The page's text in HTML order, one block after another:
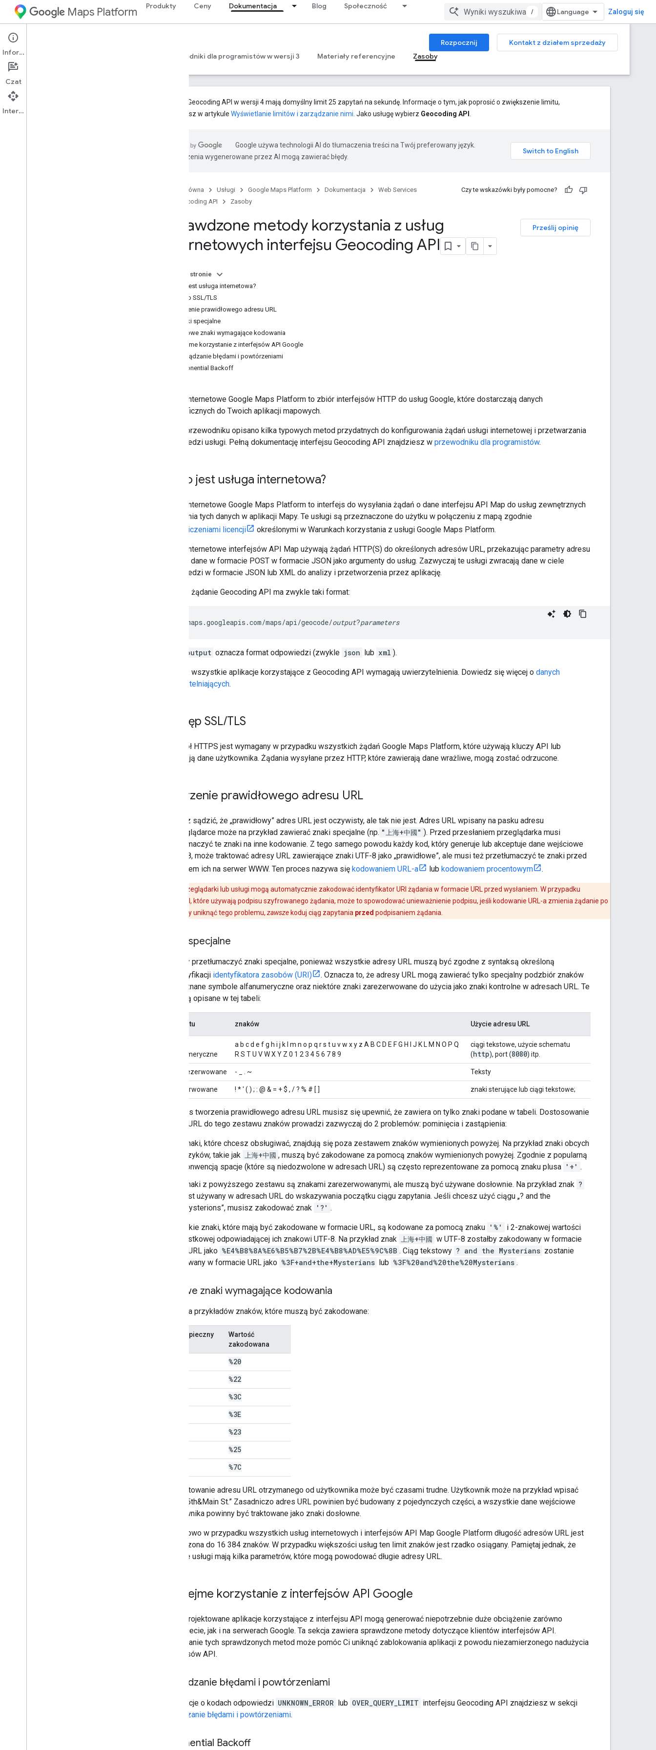
Maps Platform Produkty Ceny Dokumentacja Blog Społeczność
/ Zaloguj się
Web Services Rozpocznij
Kontakt z działem sprzedaży
Przewodniki dla programistów w wersji 4
Przewodniki dla programistów w wersji 3 Materiały referencyjne Zasoby
Metody Geocoding API w wersji 4 mają domyślny limit 25 zapytań na sekundę. Informacje o tym, jak poprosić o zwiększenie limitu,
znajdziesz w artykule Wyświetlanie limitów i zarządzanie nimi . Jako usługę wybierz Geocoding API
Google używa technologii AI do tłumaczenia treści na Twój preferowany język.
Tłumaczenia wygenerowane przez AI mogą zawierać błędy.
Strona główna Usługi Google Maps Platform Dokumentacja
Web Services
Geocoding API
Zasoby
Czy te wskazówki były pomocne?
Prześlij opinię
Sprawdzone metody korzystania z usług
internetowych interfejsu Geocoding API
Na tej stronie
Co to jest usługa internetowa?
Dostęp SSL/TLS
Tworzenie prawidłowego adresu URL
Znaki specjalne
Typowe znaki wymagające kodowania
Uprzejme korzystanie z interfejsów API Google
Zarządzanie błędami i powtórzeniami
Exponential Backoff
Usługi internetowe Google Maps Platform to zbiór interfejsów HTTP do usług Google, które dostarczają danych
geograficznych do Twoich aplikacji mapowych.
W tym przewodniku opisano kilka typowych metod przydatnych do konfigurowania żądań usługi internetowej i przetwarzania
odpowiedzi usługi. Pełną dokumentację interfejsu Geocoding API znajdziesz w przewodniku dla programistów.
Co to jest usługa internetowa?
Usługi internetowe Google Maps Platform to interfejs do wysyłania żądań o dane interfejsu API Map do usług zewnętrznych
i używania tych danych w aplikacji Mapy. Te usługi są przeznaczone do użytku w połączeniu z mapą zgodnie
ograniczeniami licencji określonymi w Warunkach korzystania z usługi Google Maps Platform.
Usługi internetowe interfejsów API Map używają żądań HTTP(S) do określonych adresów URL, przekazując parametry adresu
URL lub dane w formacie POST w formacie JSON jako argumenty do usług. Zazwyczaj te usługi zwracają dane w ciele
odpowiedzi w formacie JSON lub XML do analizy i przetworzenia przez aplikację.
Typowe żądanie Geocoding API ma zwykle taki format:
https://maps.googleapis.com/maps/api/geocode/output?parameters
output oznacza format odpowiedzi (zwykle json lub xml ).
Uwaga: wszystkie aplikacje korzystające z Geocoding API wymagają uwierzytelnienia. Dowiedz się więcej o danych
uwierzytelniających.
Dostęp SSL/TLS
Protokół HTTPS jest wymagany w przypadku wszystkich żądań Google Maps Platform, które używają kluczy API lub
zawierają dane użytkownika. Żądania wysyłane przez HTTP, które zawierają dane wrażliwe, mogą zostać odrzucone.
Tworzenie prawidłowego adresu URL
Możesz sądzić, że „prawidłowy” adres URL jest oczywisty, ale tak nie jest. Adres URL wpisany na pasku adresu
w przeglądarce może na przykład zawierać znaki specjalne (np. "上海+中國" ). Przed przesłaniem przeglądarka musi
przetłumaczyć te znaki na inne kodowanie. Z tego samego powodu każdy kod, który generuje lub akceptuje dane wejściowe
w UTF-8, może traktować adresy URL zawierające znaki UTF-8 jako „prawidłowe”, ale musi też przetłumaczyć te znaki przed
wysłaniem ich na serwer WWW. Ten proces nazywa się kodowaniem URL-a lub kodowaniem procentowym .
przeglądarki lub usługi mogą automatycznie zakodować identyfikator URI żądania w formacie URL przed wysłaniem. W przypadku
interfejsów API, które używają podpisu szyfrowanego żądania, może to spowodować unieważnienie podpisu, jeśli kodowanie URL-a zmienia żądanie po
podpisaniu. Aby uniknąć tego problemu, zawsze koduj ciąg zapytania przed podpisaniem żądania.
Znaki specjalne
Musimy przetłumaczyć znaki specjalne, ponieważ wszystkie adresy URL muszą być zgodne z syntaksą określoną
w specyfikacji identyfikatora zasobów (URI)
. Oznacza to, że adresy URL mogą zawierać tylko specjalny podzbiór znaków
ASCII: znane symbole alfanumeryczne oraz niektóre znaki zarezerwowane do użycia jako znaki kontrolne w adresach URL. Te
znaki są opisane w tej tabeli:
Do startu znaków Użycie adresu URL
alfanumeryczne
a b c d e f g h i j k l m n o p q r s t u v w x y z A B C D E F G H I J K L M N O P Q
R S T U V W X Y Z 0 1 2 3 4 5 6 7 8 9
ciągi tekstowe, użycie schematu
(http), port (8080) itp.
Niezarezerwowane - _ . ~ Teksty
Zarezerwowane ! * ' ( ) ; : @ & = + $ , / ? % # [ ] znaki sterujące lub ciągi tekstowe;
Podczas tworzenia prawidłowego adresu URL musisz się upewnić, że zawiera on tylko znaki podane w tabeli. Dostosowanie
adresu URL do tego zestawu znaków prowadzi zazwyczaj do 2 problemów: pominięcia i zastąpienia:
Znaki, które chcesz obsługiwać, znajdują się poza zestawem znaków wymienionych powyżej. Na przykład znaki obcych
języków, takie jak 上海+中國 , muszą być zakodowane za pomocą znaków wymienionych powyżej. Zgodnie z popularną
konwencją spacje (które są niedozwolone w adresach URL) są często reprezentowane za pomocą znaku plusa '+' .
Znaki z powyższego zestawu są znakami zarezerwowanymi, ale muszą być używane dosłownie. Na przykład znak ?
jest używany w adresach URL do wskazywania początku ciągu zapytania. Jeśli chcesz użyć ciągu „? and the
Mysterions”, musisz zakodować znak '?' .
Wszystkie znaki, które mają być zakodowane w formacie URL, są kodowane za pomocą znaku '%'
i 2-znakowej wartości
szesnastkowej odpowiadającej ich znakowi UTF-8. Na przykład znak 上海+中國 w UTF-8 zostałby zakodowany w formacie
adresu URL jako %E4%B8%8A%E6%B5%B7%2B%E4%B8%AD%E5%9C%8B . Ciąg tekstowy ? and the Mysterians zostanie
zakodowany w formacie URL jako %3F+and+the+Mysterians lub %3F%20and%20the%20Mysterians .
Typowe znaki wymagające kodowania
Oto kilka przykładów znaków, które muszą być zakodowane:
Niebezpieczny
Wartość
zakodowana
%20
%22
%3C
%3E
%23
%25
%7C
Konwertowanie adresu URL otrzymanego od użytkownika może być czasami trudne. Użytkownik może na przykład wpisać
adres „5th&Main St.” Zasadniczo adres URL powinien być budowany z pojedynczych części, a wszystkie dane wejściowe
użytkownika powinny być traktowane jako znaki dosłowne.
Dodatkowo w przypadku wszystkich usług internetowych i interfejsów API Map Google Platform długość adresów URL jest
ograniczona do 16 384 znaków. W przypadku większości usług ten limit znaków jest rzadko osiągany. Pamiętaj jednak, że
niektóre usługi mają kilka parametrów, które mogą powodować długie adresy URL.
Uprzejme korzystanie z interfejsów API Google
Źle zaprojektowane aplikacje korzystające z interfejsu API mogą generować niepotrzebnie duże obciążenie zarówno
w internecie, jak i na serwerach Google. Ta sekcja zawiera sprawdzone metody dotyczące klientów interfejsów API.
Stosowanie tych sprawdzonych metod może pomóc Ci uniknąć zablokowania aplikacji z powodu niezamierzonego nadużycia
interfejsów API.
Zarządzanie błędami i powtórzeniami
Informacje o kodach odpowiedzi UNKNOWN_ERROR lub OVER_QUERY_LIMIT interfejsu Geocoding API znajdziesz w sekcji
Zarządzanie błędami i powtórzeniami.
Exponential Backoff
Informacje
Czat
Interfejs API